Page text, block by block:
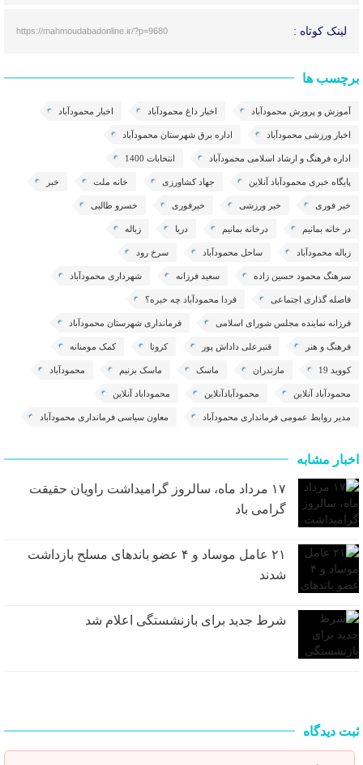
لینک کوتاه : https://mahmoudabadonline.ir/?p=9680
برچسب ها
آموزش و پرورش محمودآباد اخبار داغ محمودآباد اخبار محمودآباد
اخبار ورزشی محمودآباد اداره برق شهرستان محمودآباد
اداره فرهنگ و ارشاد اسلامی محمودآباد انتخابات 1400
پایگاه خبری محمودآباد آنلاین جهاد کشاورزی خانه ملت خبر
خبر فوری خبر ورزشی خبرفوری خسرو طالبی
در خانه بمانیم درخانه بمانیم دریا زباله
زباله محمودآباد ساحل محمودآباد سرخ رود
سرهنگ محمود حسین زاده سعید فرزانه شهرداری محمودآباد
فاصله گذاری اجتماعی فردا محمودآباد چه خبره؟
فرزانه نماینده مجلس شورای اسلامی فرمانداری شهرستان محمودآباد
فرهنگ و هنر قنبرعلی داداش پور کرونا کمک مومنانه
کووید 19 مازندران ماسک ماسک بزنیم محمودآباد
محمودآباد آنلاین محمودآبادآنلاین محموداباد آنلاین
مدیر روابط عمومی فرمانداری محمودآباد معاون سیاسی فرمانداری محمودآباد
اخبار مشابه
۱۷ مرداد ماه، سالروز گرامیداشت راویان حقیقت
گرامی باد
۲۱ عامل موساد و ۴ عضو باند‌های مسلح بازداشت
شدند
شرط جدید برای بازنشستگی اعلام شد
ثبت دیدگاه